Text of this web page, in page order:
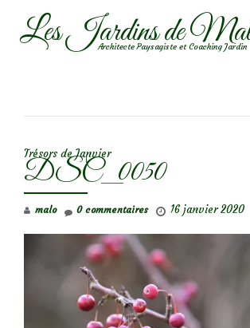
AllerLes Jardins de
Architecte Paysagiste et Coaching Jardin
Trésors de Janvier
DSC_0050
malo 16 janvier 2020
0 commentaires